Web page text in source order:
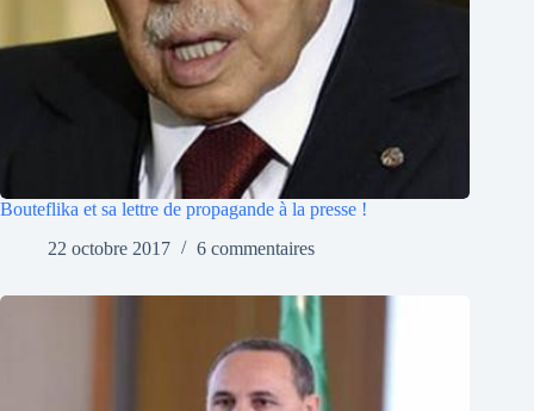
Bouteflika et sa lettre de propagande à la presse !
22 octobre 2017
6 commentaires